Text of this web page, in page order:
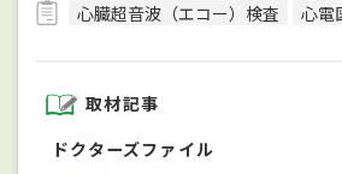
心臓超音波（エコー）検査
心電
取材記事
ドクターズファイル